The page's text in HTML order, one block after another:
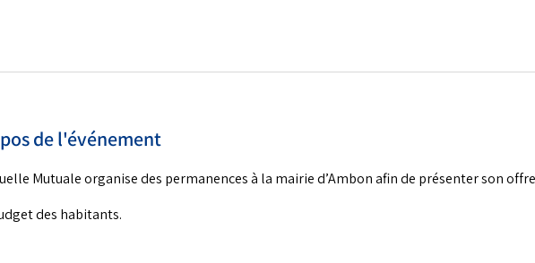
de l'événement
Mutuale organise des permanences à la mairie d’Ambon afin de présenter son
des habitants.